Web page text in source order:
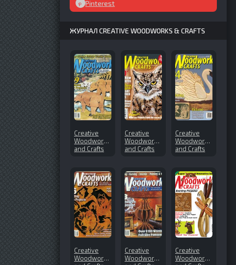
Pinterest
ЖУРНАЛ CREATIVE WOODWORKS & CRAFTS
Creative
Woodworks
and Crafts
Creative
Woodworks
and Crafts
Creative
Woodworks
and Crafts
Creative
Woodworks
Creative
Woodworks
Creative
Woodworks